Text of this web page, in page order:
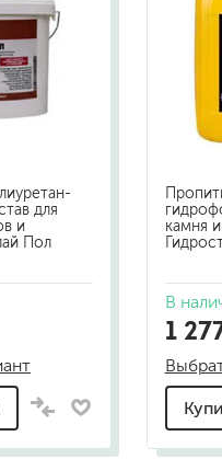
для
сухие
для
и
Пол
камня
В
1